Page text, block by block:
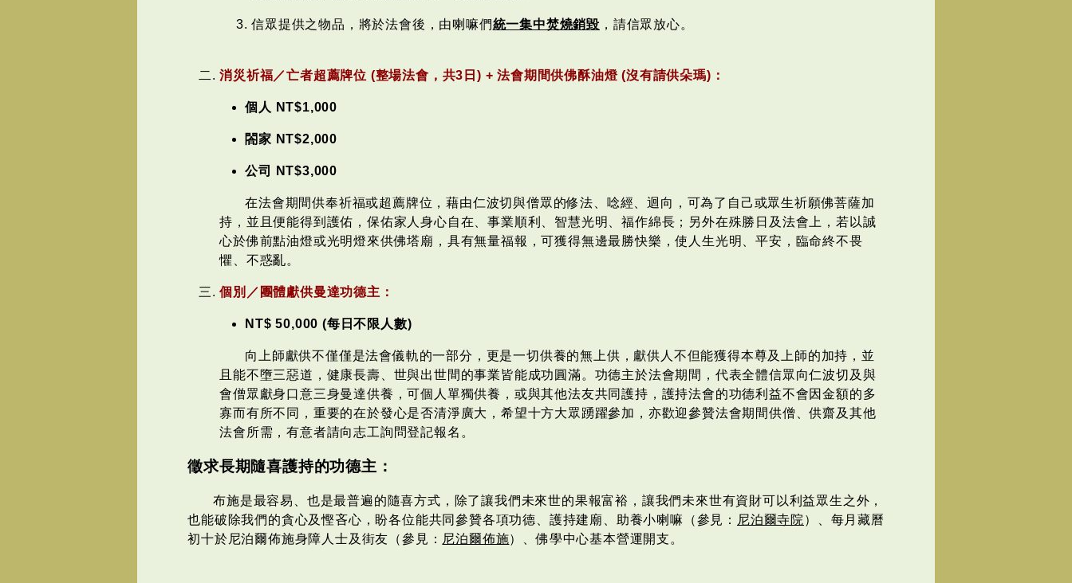
信眾提供之物品，將於法會後，由喇嘛們統一集中焚燒銷毀 ，請信眾放心。
消災祈福／亡者超薦牌位 (整場法會，共3日) + 法會期間供佛酥油燈 (沒有請供朵瑪)：
個人 NT$1,000
閤家 NT$2,000
公司 NT$3,000
在法會期間供奉祈福或超薦牌位，藉由仁波切與僧眾的修法、唸經、迴向，可為了自己或眾生祈願佛菩薩加
持，並且便能得到護佑，保佑家人身心自在、事業順利、智慧光明、福作綿長；另外在殊勝日及法會上，若以誠
心於佛前點油燈或光明燈來供佛塔廟，具有無量福報，可獲得無邊最勝快樂，使人生光明、平安，臨命終不畏
懼、不惑亂。
個別／團體獻供曼達功德主：
NT$ 50,000 (每日不限人數)
向上師獻供不僅僅是法會儀軌的一部分，更是一切供養的無上供，獻供人不但能獲得本尊及上師的加持，並
且能不墮三惡道，健康長壽、世與出世間的事業皆能成功圓滿。功德主於法會期間，代表全體信眾向仁波切及與
會僧眾獻身口意三身曼達供養，可個人單獨供養，或與其他法友共同護持，護持法會的功德利益不會因金額的多
寡而有所不同，重要的在於發心是否清淨廣大，希望十方大眾踴躍參加，亦歡迎參贊法會期間供僧、供齋及其他
法會所需，有意者請向志工詢問登記報名。
徵求長期隨喜護持的功德主：
布施是最容易、也是最普遍的隨喜方式，除了讓我們未來世的果報富裕，讓我們未來世有資財可以利益眾生之外，
也能破除我們的貪心及慳吝心，盼各位能共同參贊各項功德、護持建廟、助養小喇嘛（參見： 尼泊爾寺院 ）、每月藏曆
初十於尼泊爾佈施身障人士及街友（參見： 尼泊爾佈施）、佛學中心基本營運開支。